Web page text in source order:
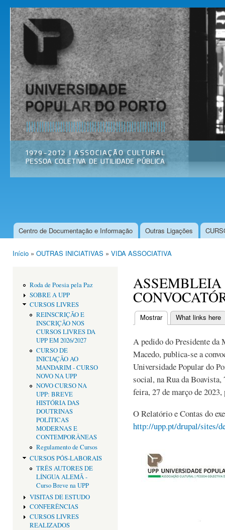
Universidade
Popular do
Porto
Associação
Cultural
Menu principal
Centro de Documentação e Informação Outras Ligações
Início » OUTRAS INICIATIVAS » VIDA ASSOCIATIVA
Roda de Poesia pela Paz
SOBRE A UPP
CURSOS LIVRES
REINSCRIÇÃO E
INSCRIÇÃO NOS
CURSOS LIVRES DA
UPP EM 2026/2027
CURSO DE
INICIAÇÃO AO
MANDARIM - CURSO
NOVO NA UPP
NOVO CURSO NA
UPP: BREVE
HISTÓRIA DAS
DOUTRINAS
POLÍTICAS
MODERNAS E
CONTEMPORÂNEAS
Regulamento de Cursos
CURSOS PÓS-LABORAIS
TRÊS AUTORES DE
LÍNGUA ALEMÃ -
Curso Breve na UPP
VISITAS DE ESTUDO
CONFERÊNCIAS
CURSOS LIVRES
REALIZADOS
ASSEMBLEIA
Separadores
Mostrar(separador ativo)
What links here
A pedido do Presidente da
Macedo, publica-se a
Universidade Popular do
social, na Rua da Boavista,
feira, 27 de março de 2023,
O Relatório e Contas do
http://upp.pt/drupal/sites/